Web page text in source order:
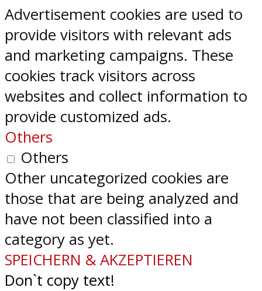
Advertisement cookies are used to
provide visitors with relevant ads
and marketing campaigns. These
cookies track visitors across
websites and collect information to
provide customized ads.
Others
Others
Other uncategorized cookies are
those that are being analyzed and
have not been classified into a
category as yet.
SPEICHERN & AKZEPTIEREN
Don`t copy text!